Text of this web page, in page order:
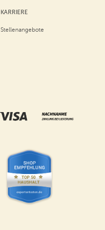
KARRIERE
Stellenangebote